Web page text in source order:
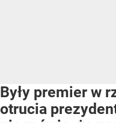
Były premier w
otrucia